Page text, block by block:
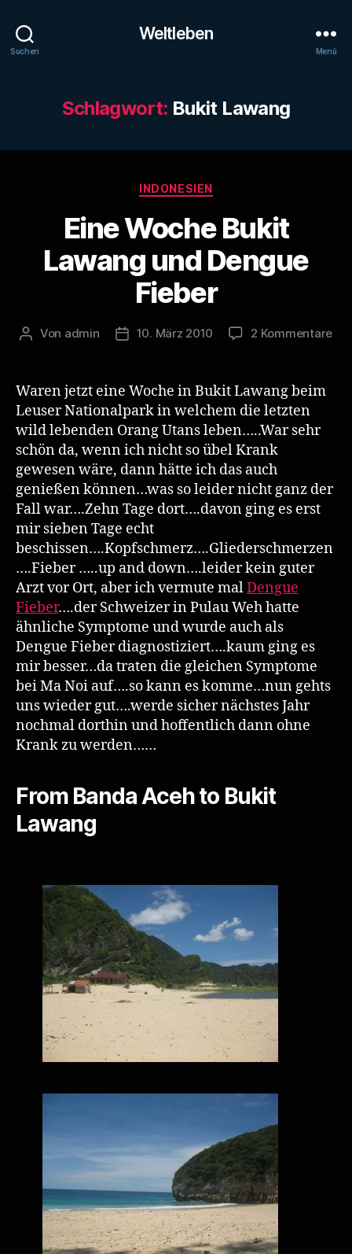
Suchen
Weltleben
Menü
Schlagwort: Bukit Lawang
Kategorien
INDONESIEN
Eine Woche Bukit
Lawang und Dengue
Fieber
Beitragsautor
Von admin Veröffentlichungsdatum
10. März 2010 2 Kommentarezu
Waren jetzt eine Woche in Bukit Lawang beim
Leuser Nationalpark in welchem die letzten
wild lebenden Orang Utans leben…..War sehr
schön da, wenn ich nicht so übel Krank
gewesen wäre, dann hätte ich das auch
genießen können…was so leider nicht ganz der
Fall war….Zehn Tage dort….davon ging es erst
mir sieben Tage echt
beschissen….Kopfschmerz….Gliederschmerzen
….Fieber …..up and down….leider kein guter
Arzt vor Ort, aber ich vermute malDengue
Fieber….der Schweizer in Pulau Weh hatte
ähnliche Symptome und wurde auch als
Dengue Fieber diagnostiziert….kaum ging es
mir besser…da traten die gleichen Symptome
bei Ma Noi auf….so kann es komme…nun gehts
uns wieder gut….werde sicher nächstes Jahr
nochmal dorthin und hoffentlich dann ohne
Krank zu werden……
From Banda Aceh to Bukit
Lawang